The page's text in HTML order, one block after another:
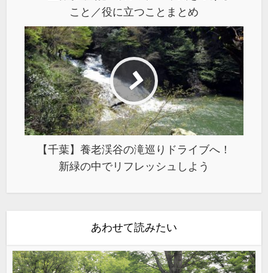
こと／役に立つことまとめ
【千葉】養老渓谷の滝巡りドライブへ！
新緑の中でリフレッシュしよう
あわせて読みたい